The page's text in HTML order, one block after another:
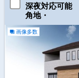
深夜対応可能
角地・
画像多数